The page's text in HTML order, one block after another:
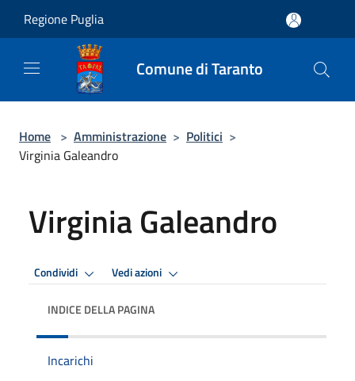
Regione Puglia
Comune di Taranto
Home > Amministrazione > Politici >
Virginia Galeandro
Virginia Galeandro
Condividi Vedi azioni
INDICE DELLA PAGINA
Incarichi